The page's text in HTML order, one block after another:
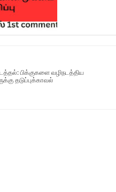
பிக்குகளை வழிநடத்திய
தடுப்புக்காவல்